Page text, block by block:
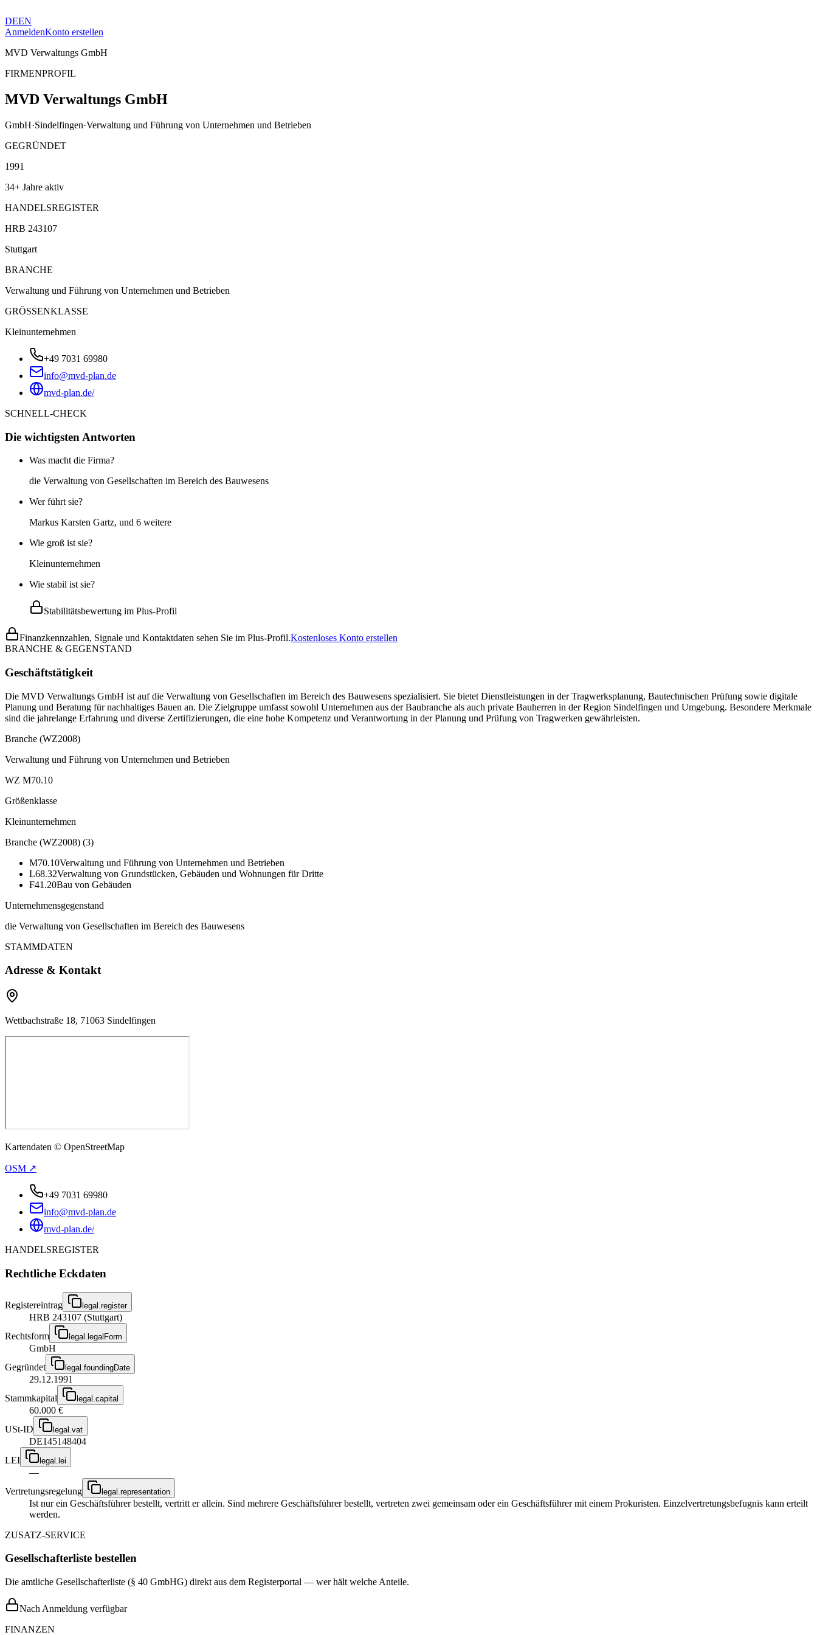
DEEN
AnmeldenKonto erstellen
MVD Verwaltungs GmbH
FIRMENPROFIL
MVD Verwaltungs GmbH
GmbH·Sindelfingen·Verwaltung und Führung von Unternehmen und Betrieben
GEGRÜNDET
1991
34+ Jahre aktiv
HANDELSREGISTER
HRB 243107
Stuttgart
BRANCHE
Verwaltung und Führung von Unternehmen und Betrieben
GRÖSSENKLASSE
Kleinunternehmen
+49 7031 69980
info@mvd-plan.de
mvd-plan.de/
SCHNELL-CHECK
Die wichtigsten Antworten
Was macht die Firma?
die Verwaltung von Gesellschaften im Bereich des Bauwesens
Wer führt sie?
Markus Karsten Gartz, und 6 weitere
Wie groß ist sie?
Kleinunternehmen
Wie stabil ist sie?
Stabilitätsbewertung im Plus-Profil
Finanzkennzahlen, Signale und Kontaktdaten sehen Sie im Plus-Profil.Kostenloses Konto erstellen
BRANCHE & GEGENSTAND
Geschäftstätigkeit
Die MVD Verwaltungs GmbH ist auf die Verwaltung von Gesellschaften im Bereich des Bauwesens spezialisiert. Sie bietet Dienstleistungen in der Tragwerksplanung, Bautechnischen Prüfung sowie digitale
Planung und Beratung für nachhaltiges Bauen an. Die Zielgruppe umfasst sowohl Unternehmen aus der Baubranche als auch private Bauherren in der Region Sindelfingen und Umgebung. Besondere Merkmale
sind die jahrelange Erfahrung und diverse Zertifizierungen, die eine hohe Kompetenz und Verantwortung in der Planung und Prüfung von Tragwerken gewährleisten.
Branche (WZ2008)
Verwaltung und Führung von Unternehmen und Betrieben
WZ M70.10
Größenklasse
Kleinunternehmen
Branche (WZ2008) (3)
M70.10Verwaltung und Führung von Unternehmen und Betrieben
L68.32Verwaltung von Grundstücken, Gebäuden und Wohnungen für Dritte
F41.20Bau von Gebäuden
Unternehmensgegenstand
die Verwaltung von Gesellschaften im Bereich des Bauwesens
STAMMDATEN
Adresse & Kontakt
Wettbachstraße 18, 71063 Sindelfingen
Kartendaten © OpenStreetMap
OSM ↗
+49 7031 69980
info@mvd-plan.de
mvd-plan.de/
HANDELSREGISTER
Rechtliche Eckdaten
Registereintrag legal.register
HRB 243107 (Stuttgart)
Rechtsform
legal.legalForm
GmbH
Gegründet
legal.foundingDate
29.12.1991
Stammkapital
legal.capital
60.000 €
USt-ID
legal.vat
DE145148404
LEI
legal.lei
—
Vertretungsregelung
legal.representation
Ist nur ein Geschäftsführer bestellt, vertritt er allein. Sind mehrere Geschäftsführer bestellt, vertreten zwei gemeinsam oder ein Geschäftsführer mit einem Prokuristen. Einzelvertretungsbefugnis kann erteilt
werden.
ZUSATZ-SERVICE
Gesellschafterliste bestellen
Die amtliche Gesellschafterliste (§ 40 GmbHG) direkt aus dem Registerportal — wer hält welche Anteile.
Nach Anmeldung verfügbar
FINANZEN